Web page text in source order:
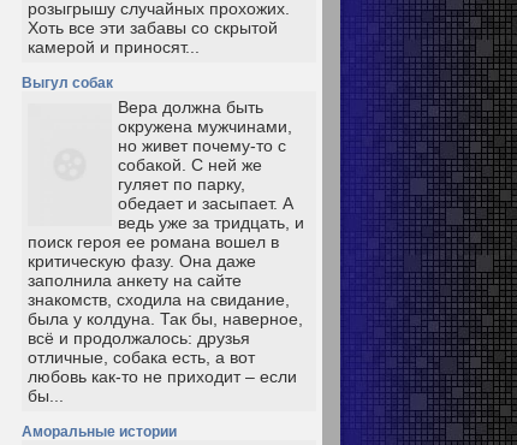
розыгрышу случайных прохожих.
Хоть все эти забавы со скрытой
камерой и приносят...
Выгул собак
Вера должна быть
окружена мужчинами,
но живет почему-то с
собакой. С ней же
гуляет по парку,
обедает и засыпает. А
ведь уже за тридцать, и
поиск героя ее романа вошел в
критическую фазу. Она даже
заполнила анкету на сайте
знакомств, сходила на свидание,
была у колдуна. Так бы, наверное,
всё и продолжалось: друзья
отличные, собака есть, а вот
любовь как-то не приходит – если
бы...
Аморальные истории